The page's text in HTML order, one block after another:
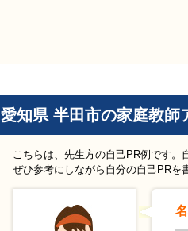
愛知県 半田市の家庭教
こちらは、先生方の自己PR例です。
ぜひ参考にしながら自分の自己PRを